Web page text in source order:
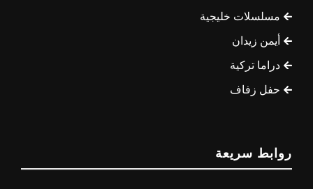
مسلسلات خليجية
أيمن زيدان
دراما تركية
حفل زفاف
روابط سريعة